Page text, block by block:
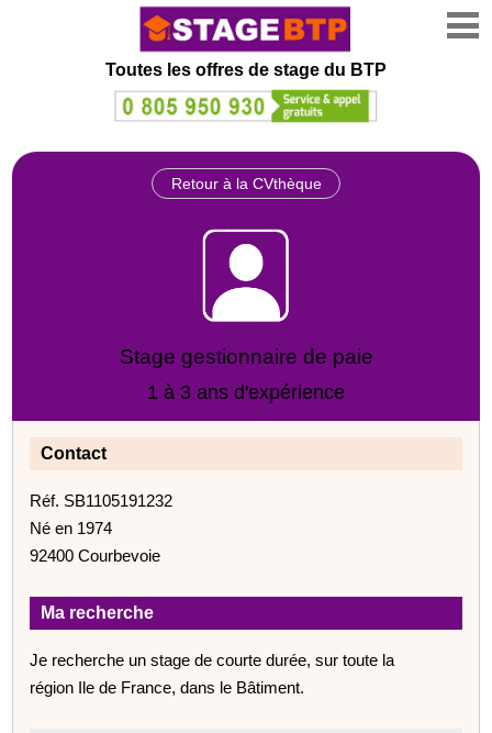
Toutes les offres de stage du BTP
Retour à la CVthèque
Stage gestionnaire de paie
1 à 3 ans d'expérience
Contact
Réf. SB1105191232
Né en 1974
92400 Courbevoie
Ma recherche
Je recherche un stage de courte durée, sur toute la
région Ile de France, dans le Bâtiment.